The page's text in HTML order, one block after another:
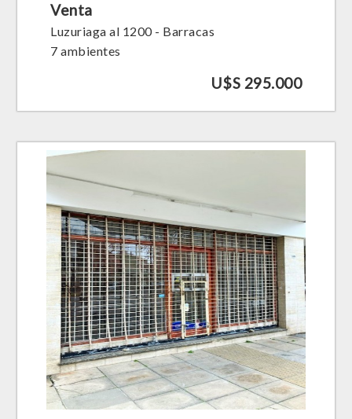
Venta
Luzuriaga al 1200 - Barracas
7 ambientes
U$S 295.000